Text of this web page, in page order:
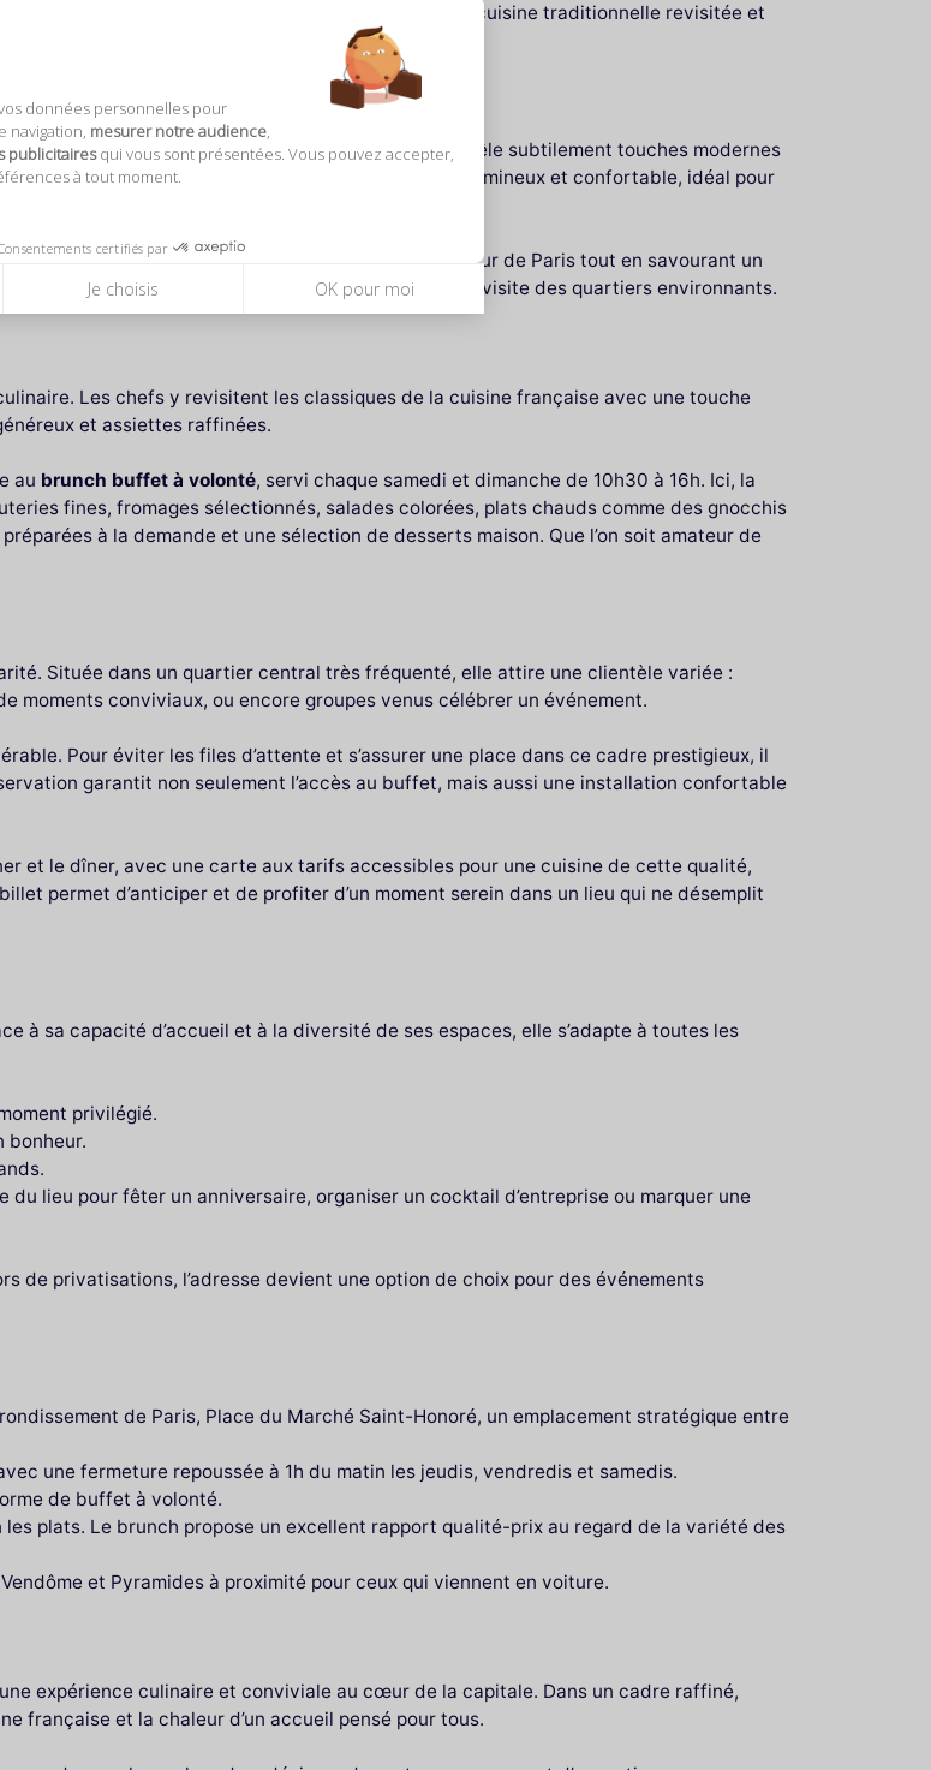
données personnelles pour
navigation, mesurer notre audience,
publicitairesqui vous sont présentées. Vous pouvez accepter,
à tout moment.
certifiés par
Je choisis OK pour moi
de la table rencontre la convivialité parisienne. Entre cuisine traditionnelle revisitée et
ici devient une expérience à part entière.
du lieu séduit immédiatement. La décoration mêle subtilement touches modernes
et décontractée. La salle principale offre un cadre lumineux et confortable, idéal pour
permet de profiter d’un cadre agréable en plein cœur de Paris tout en savourant un
aussi l’endroit parfait pour s’attarder après une visite des quartiers environnants.
Les chefs y revisitent les classiques de la cuisine française avec une touche
et assiettes raffinées.
au brunch buffet à volonté, servi chaque samedi et dimanche de 10h30 à 16h. Ici, la
fines, fromages sélectionnés, salades colorées, plats chauds comme des gnocchis
à la demande et une sélection de desserts maison. Que l’on soit amateur de
Située dans un quartier central très fréquenté, elle attire une clientèle variée :
moments conviviaux, ou encore groupes venus célébrer un événement.
Pour éviter les files d’attente et s’assurer une place dans ce cadre prestigieux, il
garantit non seulement l’accès au buffet, mais aussi une installation confortable
et le dîner, avec une carte aux tarifs accessibles pour une cuisine de cette qualité,
permet d’anticiper et de profiter d’un moment serein dans un lieu qui ne désemplit
à sa capacité d’accueil et à la diversité de ses espaces, elle s’adapte à toutes les
privilégié.
bonheur.
lieu pour fêter un anniversaire, organiser un cocktail d’entreprise ou marquer une
de privatisations, l’adresse devient une option de choix pour des événements
de Paris, Place du Marché Saint-Honoré, un emplacement stratégique entre
une fermeture repoussée à 1h du matin les jeudis, vendredis et samedis.
de buffet à volonté.
plats. Le brunch propose un excellent rapport qualité-prix au regard de la variété des
et Pyramides à proximité pour ceux qui viennent en voiture.
expérience culinaire et conviviale au cœur de la capitale. Dans un cadre raffiné,
française et la chaleur d’un accueil pensé pour tous.